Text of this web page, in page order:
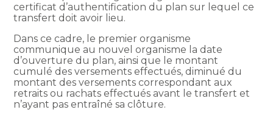
certificat d’authentification du plan sur lequel ce
transfert doit avoir lieu.
Dans ce cadre, le premier organisme
communique au nouvel organisme la date
d’ouverture du plan, ainsi que le montant
cumulé des versements effectués, diminué du
montant des versements correspondant aux
retraits ou rachats effectués avant le transfert et
n’ayant pas entraîné sa clôture.